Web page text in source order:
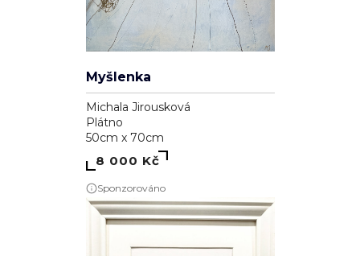
Myšlenka
Michala Jirousková
Plátno
50cm x 70cm
8 000 Kč
Sponzorováno